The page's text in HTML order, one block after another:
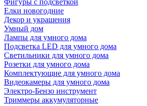
Фигуры с подсветкой
Елки новогодние
Декор и украшения
Умный дом
Лампы для умного дома
Подсветка LED для умного дома
Светильники для умного дома
Розетки для умного дома
Комплектующие для умного дома
Видеокамеры для умного дома
Электро-Бензо инструмент
Триммеры аккумуляторные